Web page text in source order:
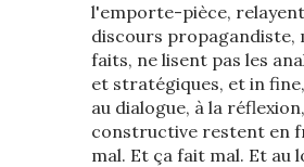
l'emporte-pièce,
discours propagandiste,
faits, ne lisent pas les
et stratégiques, et in
au dialogue, à la
constructive restent en
mal. Et ça fait mal. Et au